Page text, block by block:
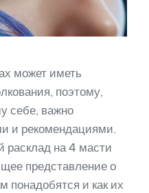
может иметь
поэтому,
себе, важно
и рекомендациями.
расклад на 4 масти
представление о
понадобятся и как их